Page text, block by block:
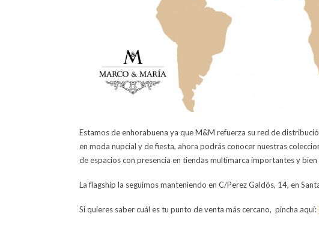
Estamos de enhorabuena ya que M&M refuerza su red de
en moda nupcial y de fiesta, ahora podrás conocernuestras
de espacios con presencia en tiendas multimarca importantes y
La flagship la seguimos manteniendo en C/Perez Galdós, 14, en
Si quieres saber cuál es tu punto de venta más cercano, pincha aquí: